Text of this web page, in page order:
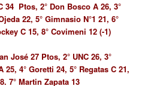
34 Ptos, 2° Don Bosco A 26, 3°
22, 5° Gimnasio N°1 21, 6°
C 15, 8° Covimeni 12 (-1)
José 27 Ptos, 2° UNC 26, 3°
4° Goretti 24, 5° Regatas C 21,
7° Martin Zapata 13